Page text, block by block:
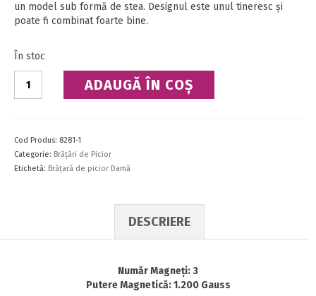
un model sub formă de stea. Designul este unul tineresc și
poate fi combinat foarte bine.
În stoc
Brăţară
ADAUGĂ ÎN COȘ
Cod Produs: 8281-1
Categorie: Brăţări de Picior
Etichetă: Brățară de picior Damă
DESCRIERE
Număr Magneţi: 3
Putere Magnetică: 1.200 Gauss